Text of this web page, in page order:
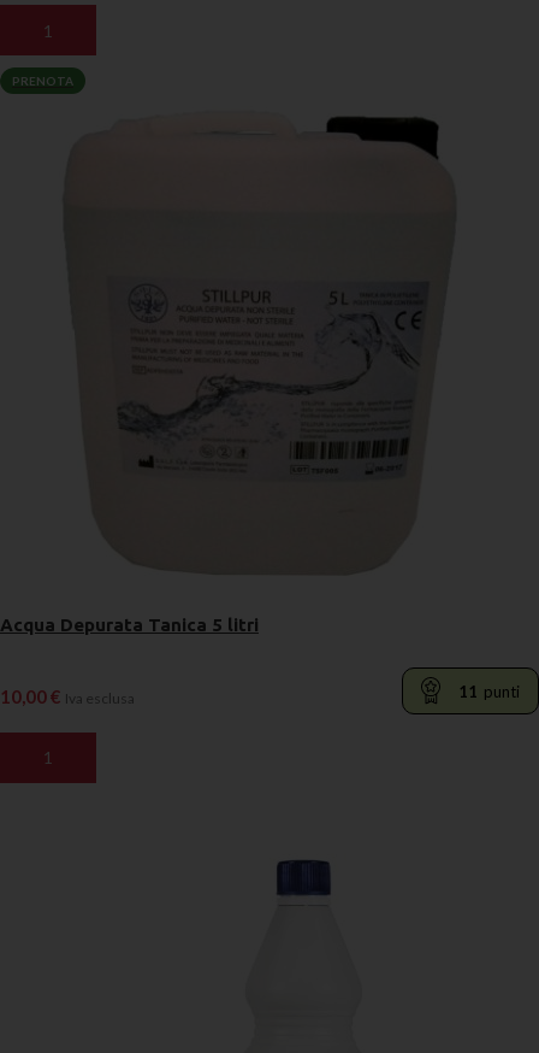
AGGIUNGI AL CARRELLO
PRENOTA
Acqua Depurata Tanica 5 litri
10,00€ Iva esclusa 11 punti
AGGIUNGI AL CARRELLO